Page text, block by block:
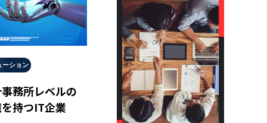
ーション
務所レベルの
持つIT企業